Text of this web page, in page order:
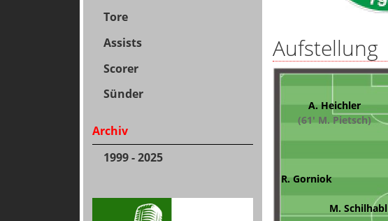
Tore
Assists
Scorer
Sünder
Archiv
1999 - 2025
Aufstellung
A. Heichler
(61' M. Pietsch)
R. Gorniok
M. Schilhabl